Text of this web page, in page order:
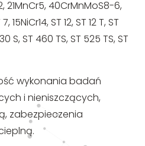
21MnCr5, 40CrMnMoS8-6,
ST 12, ST 12 T, ST
S, ST 460 TS, ST 525 TS, ST
wykonania badań
i nieniszczących,
zabezpieczenia